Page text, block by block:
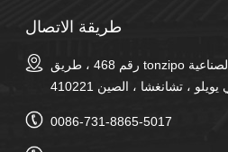
طريقة الاتصال
رقم 468 ، طريق tonzipo الغربي ، منطقة التنمية الصناعية
، تشانغشا ، الصين 410221
0086-731-8865-5017